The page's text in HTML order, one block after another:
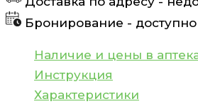
мл
флакон
100мл
Бронирование - доступно
Наличие и цены в
Инструкция
Характеристики